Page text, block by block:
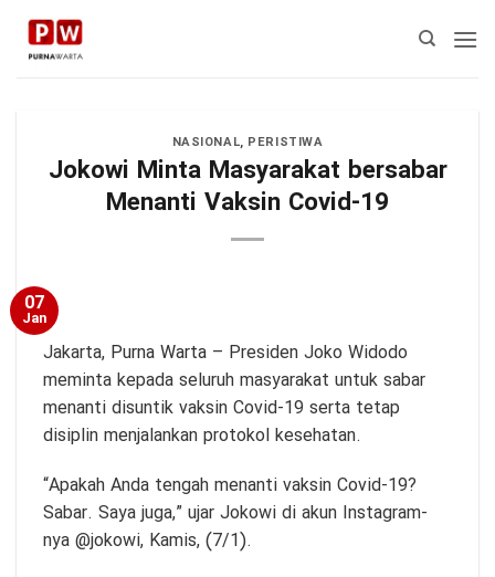
Skip
content
NASIONAL, PERISTIWA
Jokowi Minta Masyarakat bersabar
Menanti Vaksin Covid-19
07
Jan
Jakarta, Purna Warta – Presiden Joko Widodo
meminta kepada seluruh masyarakat untuk sabar
menanti disuntik vaksin Covid-19 serta tetap
disiplin menjalankan protokol kesehatan.
“Apakah Anda tengah menanti vaksin Covid-19?
Sabar. Saya juga,” ujar Jokowi di akun Instagram-
nya @jokowi, Kamis, (7/1).